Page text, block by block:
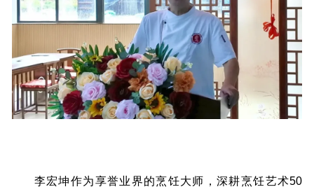
李宏坤作为享誉业界的烹饪大师，深耕烹饪艺术50